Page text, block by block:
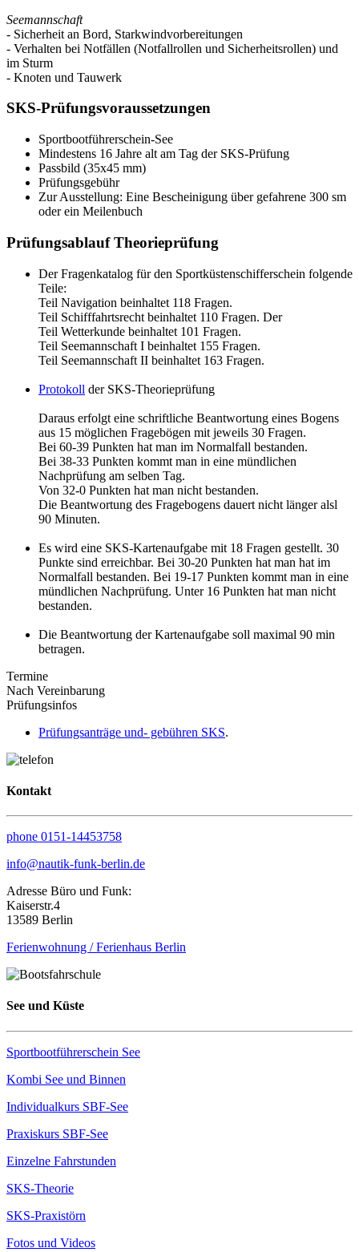
Seemannschaft
- Sicherheit an Bord, Starkwindvorbereitungen
- Verhalten bei Notfällen (Notfallrollen und Sicherheitsrollen) und
im Sturm
- Knoten und Tauwerk
SKS-Prüfungsvoraussetzungen
Sportbootführerschein-See
Mindestens 16 Jahre alt am Tag der SKS-Prüfung
Passbild (35x45 mm)
Prüfungsgebühr
Zur Ausstellung: Eine Bescheinigung über gefahrene 300 sm
oder ein Meilenbuch
Prüfungsablauf Theorieprüfung
Der Fragenkatalog für den Sportküstenschifferschein folgende
Teile:
Teil Navigation beinhaltet 118 Fragen.
Teil Schifffahrtsrecht beinhaltet 110 Fragen. Der
Teil Wetterkunde beinhaltet 101 Fragen.
Teil Seemannschaft I beinhaltet 155 Fragen.
Teil Seemannschaft II beinhaltet 163 Fragen.
Protokoll der SKS-Theorieprüfung
Daraus erfolgt eine schriftliche Beantwortung eines Bogens
aus 15 möglichen Fragebögen mit jeweils 30 Fragen.
Bei 60-39 Punkten hat man im Normalfall bestanden.
Bei 38-33 Punkten kommt man in eine mündlichen
Nachprüfung am selben Tag.
Von 32-0 Punkten hat man nicht bestanden.
Die Beantwortung des Fragebogens dauert nicht länger alsl
90 Minuten.
Es wird eine SKS-Kartenaufgabe mit 18 Fragen gestellt. 30
Punkte sind erreichbar. Bei 30-20 Punkten hat man hat im
Normalfall bestanden. Bei 19-17 Punkten kommt man in eine
mündlichen Nachprüfung. Unter 16 Punkten hat man nicht
bestanden.
Die Beantwortung der Kartenaufgabe soll maximal 90 min
betragen.
Termine
Nach Vereinbarung
Prüfungsinfos
Prüfungsanträge und- gebühren SKS.
Kontakt
phone 0151-14453758
info@nautik-funk-berlin.de
Adresse Büro und Funk:
Kaiserstr.4
13589 Berlin
Ferienwohnung / Ferienhaus Berlin
See und Küste
Sportbootführerschein See
Kombi See und Binnen
Individualkurs SBF-See
Praxiskurs SBF-See
Einzelne Fahrstunden
SKS-Theorie
SKS-Praxistörn
Fotos und Videos